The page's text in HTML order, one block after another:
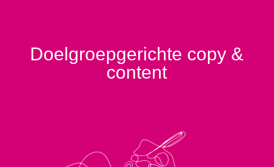
Doelgroepgerichte copy &
content